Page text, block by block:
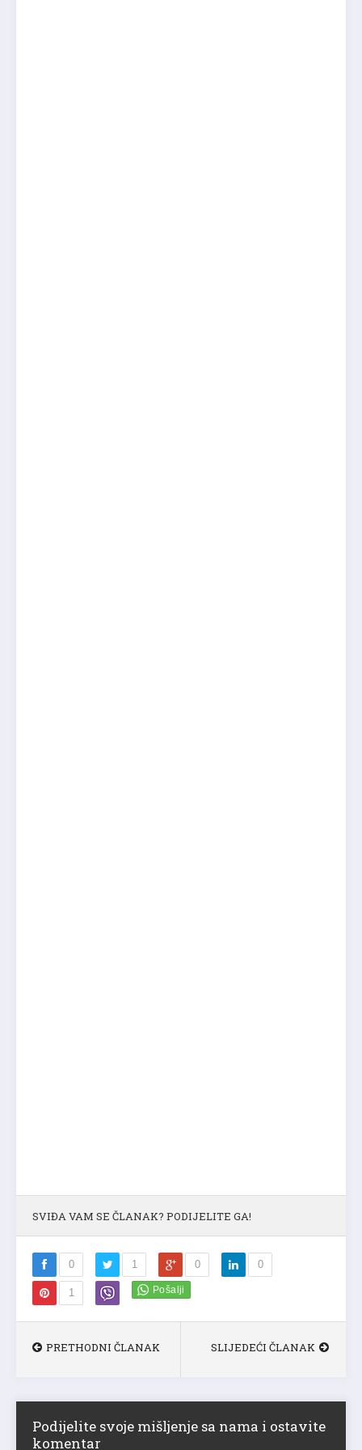
SVIĐA VAM SE ČLANAK? PODIJELITE GA!
0 1 0 0
1
PRETHODNI ČLANAK SLIJEDEĆI ČLANAK
Podijelite svoje mišljenje sa nama i ostavite
komentar